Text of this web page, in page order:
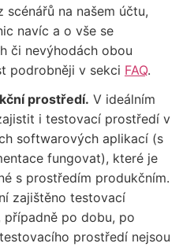
na našem účtu,
navíc a o vše se
či nevýhodách obou
podrobněji v sekci FAQ.
prostředí. V ideálním
i testovací prostředí v
softwarových aplikací (s
fungovat), které je
s prostředím produkčním.
zajištěno testovací
po dobu, po
prostředí nejsou